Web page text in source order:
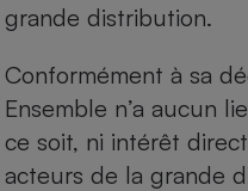
grande distribution.
Conformément à sa
Ensemble n’a aucun
ce soit, ni intérêt
acteurs de la grande